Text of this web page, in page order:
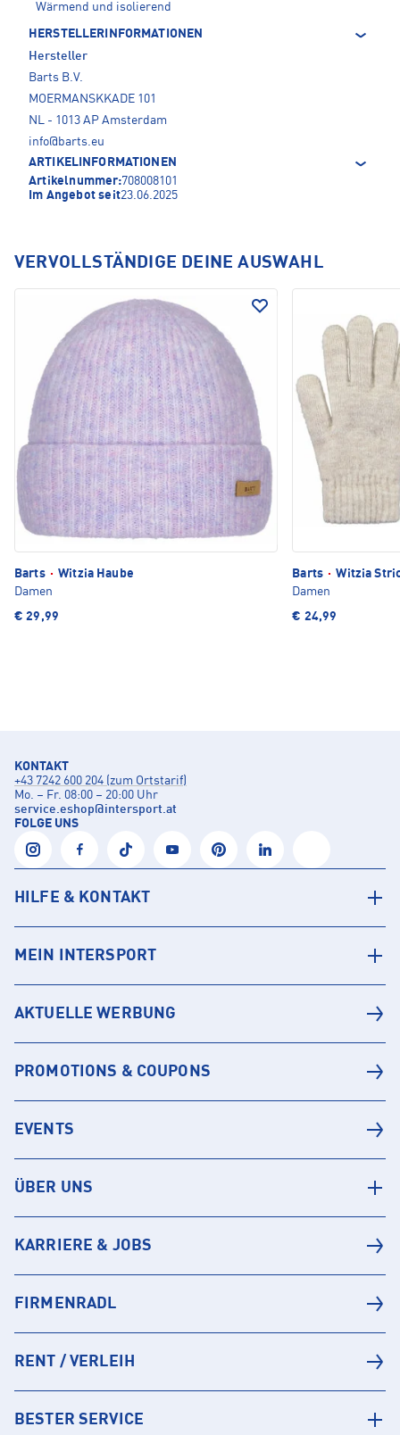
Wärmend und isolierend
HERSTELLERINFORMATIONEN
Hersteller
Barts B.V.
MOERMANSKKADE 101
NL - 1013 AP Amsterdam
info@barts.eu
ARTIKELINFORMATIONEN
Artikelnummer:708008101
Im Angebot seit23.06.2025
VERVOLLSTÄNDIGE DEINE AUSWAHL
Barts · Witzia Haube
Damen
€ 29,99
Barts · Witzia
Damen
€ 24,99
KONTAKT
+43 7242 600 204 (zum Ortstarif)
Mo. – Fr. 08:00 – 20:00 Uhr
service.eshop@intersport.at
FOLGE UNS
HILFE & KONTAKT
MEIN INTERSPORT
AKTUELLE WERBUNG
PROMOTIONS & COUPONS
EVENTS
ÜBER UNS
KARRIERE & JOBS
FIRMENRADL
RENT / VERLEIH
BESTER SERVICE